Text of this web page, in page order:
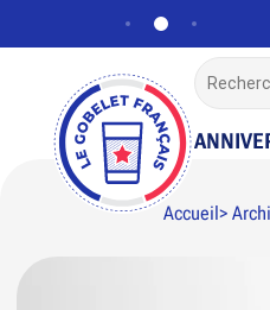
Accueil